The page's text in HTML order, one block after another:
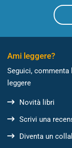
Ami leggere?
Seguici,
leggere
Novità libri
Scrivi una
Diventa un